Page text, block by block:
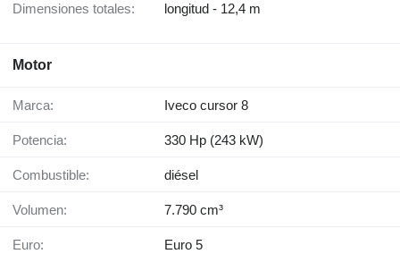
Dimensiones totales: longitud - 12,4 m
Motor
Marca: Iveco cursor 8
Potencia: 330 Hp (243 kW)
Combustible: diésel
Volumen: 7.790 cm³
Euro: Euro 5